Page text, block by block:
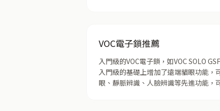
VOC電子鎖推薦
入門級的VOC電子鎖，如VOC SOLO
入門級的基礎上增加了遠端貓眼功能，
眼、靜脈辨識、人臉辨識等先進功能，